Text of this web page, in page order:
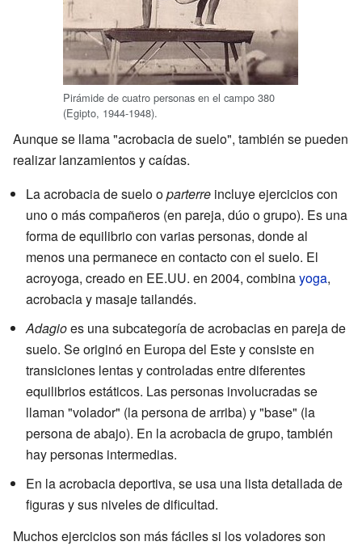
Pirámide de cuatro personas en el campo 380
(Egipto, 1944-1948).
Aunque se llama "acrobacia de suelo", también se pueden
realizar lanzamientos y caídas.
La acrobacia de suelo oparterre incluye ejercicios con
uno o más compañeros (en pareja, dúo o grupo). Es una
forma de equilibrio con varias personas, donde al
menos una permanece en contacto con el suelo. El
acroyoga, creado en EE.UU. en 2004, combinayoga,
acrobacia y masaje tailandés.
Adagioes una subcategoría de acrobacias en pareja de
suelo. Se originó en Europa del Este y consiste en
transiciones lentas y controladas entre diferentes
equilibrios estáticos. Las personas involucradas se
llaman "volador" (la persona de arriba) y "base" (la
persona de abajo). En la acrobacia de grupo, también
hay personas intermedias.
En la acrobacia deportiva, se usa una lista detallada de
figuras y sus niveles de dificultad.
Muchos ejercicios son más fáciles si los voladores son